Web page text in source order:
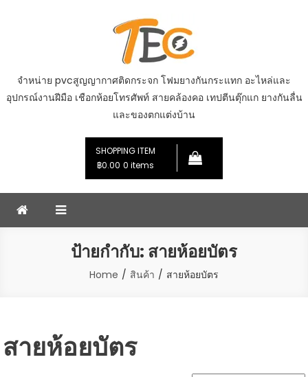
จำหน่าย pvcสูญญากาศติดกระจก โฟมยางกันกระแทก อะไหล่และ
อุปกรณ์งานฝีมือ เชือกห้อยโทรศัพท์ สายคล้องคอ เทปตีนตุ๊กแก ยางกันลื่น
และของตกแต่งบ้าน
SHOPPING ITEM
฿0.00 0 items
ป้ายกำกับ: สายห้อยบัตร
Home สินค้า สายห้อยบัตร
สายห้อยบัตร